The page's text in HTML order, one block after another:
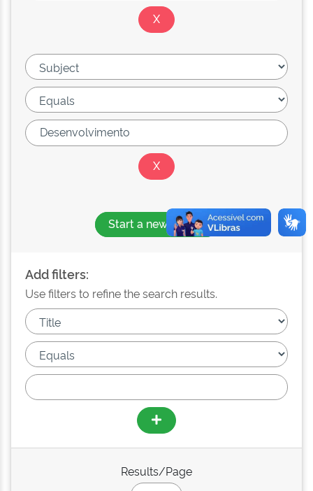
Start a new search
Add filters:
Use filters to refine the search results.
Results/Page